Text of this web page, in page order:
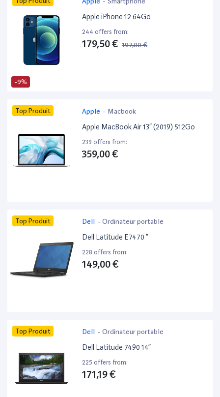
-9%
Apple iPhone 12 64Go
244 offers from:
179,50 € 197,00 €
Top Produit Apple - Macbook
Apple MacBook Air 13” (2019) 512Go
239 offers from:
359,00 €
Top Produit Dell - Ordinateur portable
Dell Latitude E7470 ”
228 offers from:
149,00 €
Top Produit Dell - Ordinateur portable
Dell Latitude 7490 14”
225 offers from:
171,19 €